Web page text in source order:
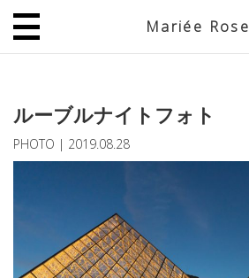
Mariée Rose
ルーブルナイトフォト
PHOTO | 2019.08.28